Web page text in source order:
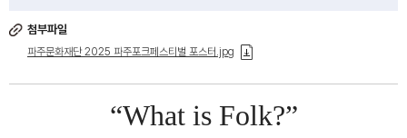
첨부파일
파주문화재단 2025 파주포크페스티벌 포스터.jpg
“What is Folk?”